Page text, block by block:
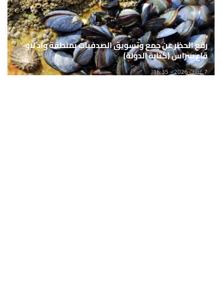
رفع الحظر عن جمع وتسويق الصدفيات بمنطقة واد لاو-
قاع سراس (كتابة الدولة)
7 غشت 2026 - 16:35